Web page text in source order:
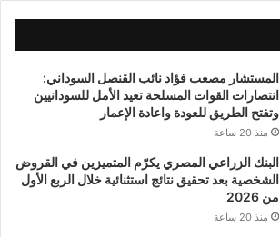
المستشار مصعب فؤاد نائب القنصل السوداني:
انتصارات القوات المسلحة تعيد الأمل للسودانيين
وتفتح الطريق للعودة واعادة الإعمار
منذ 20 ساعة
البنك الزراعي المصري يكرّم المتميزين في القروض
الشخصية بعد تحقيق نتائج استثنائية خلال الربع الأول
من 2026
منذ 20 ساعة